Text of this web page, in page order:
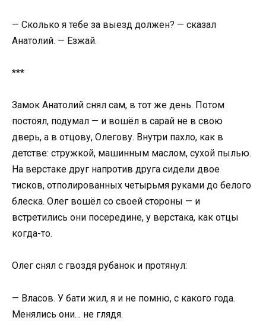
— Сколько я тебе за выезд должен? — сказал
Анатолий. — Езжай.
***
Замок Анатолий снял сам, в тот же день. Потом
постоял, подумал — и вошёл в сарай не в свою
дверь, а в отцову, Олегову. Внутри пахло, как в
детстве: стружкой, машинным маслом, сухой пылью.
На верстаке друг напротив друга сидели двое
тисков, отполированных четырьмя руками до белого
блеска. Олег вошёл со своей стороны — и
встретились они посередине, у верстака, как отцы
когда-то.
Олег снял с гвоздя рубанок и протянул:
— Власов. У бати жил, я и не помню, с какого года.
Менялись они… не глядя.